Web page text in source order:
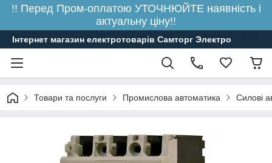
!! Перед Пром-оплатою УТОЧНЮЙТЕ наявність і
актуальну ціну!!
Інтернет магазин електротоварів Самторг Электро
Товари та послуги Промислова автоматика Силові